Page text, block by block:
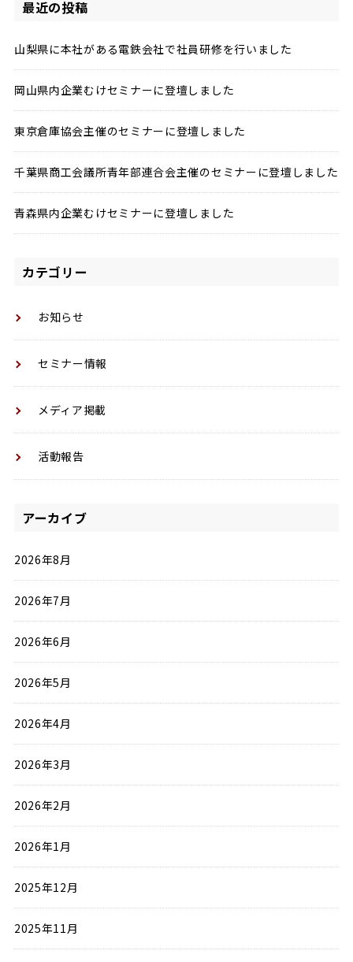
最近の投稿
山梨県に本社がある電鉄会社で社員研修を行いました
岡山県内企業むけセミナーに登壇しました
東京倉庫協会主催のセミナーに登壇しました
千葉県商工会議所青年部連合会主催のセミナーに登壇しました
青森県内企業むけセミナーに登壇しました
カテゴリー
お知らせ
セミナー情報
メディア掲載
活動報告
アーカイブ
2026年8月
2026年7月
2026年6月
2026年5月
2026年4月
2026年3月
2026年2月
2026年1月
2025年12月
2025年11月